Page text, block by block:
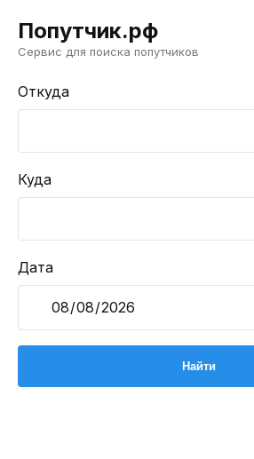
Попутчик.рф
Сервис для поиска попутчиков
Откуда
Куда
Дата